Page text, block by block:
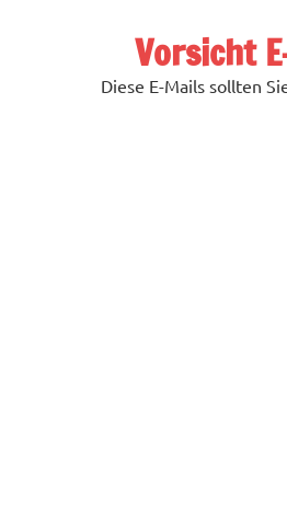
Vorsicht
Diese E-Mails sollten